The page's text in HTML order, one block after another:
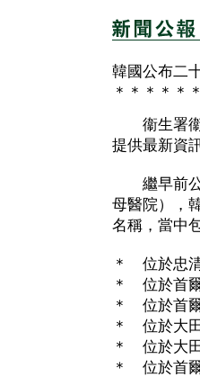
韓國公布二
＊＊＊＊＊
衞生署衞
提供最新資
繼早前公
母醫院），
名稱，當中
＊ 位於忠
＊ 位於首
＊ 位於首爾
＊ 位於大
＊ 位於大田
＊ 位於首